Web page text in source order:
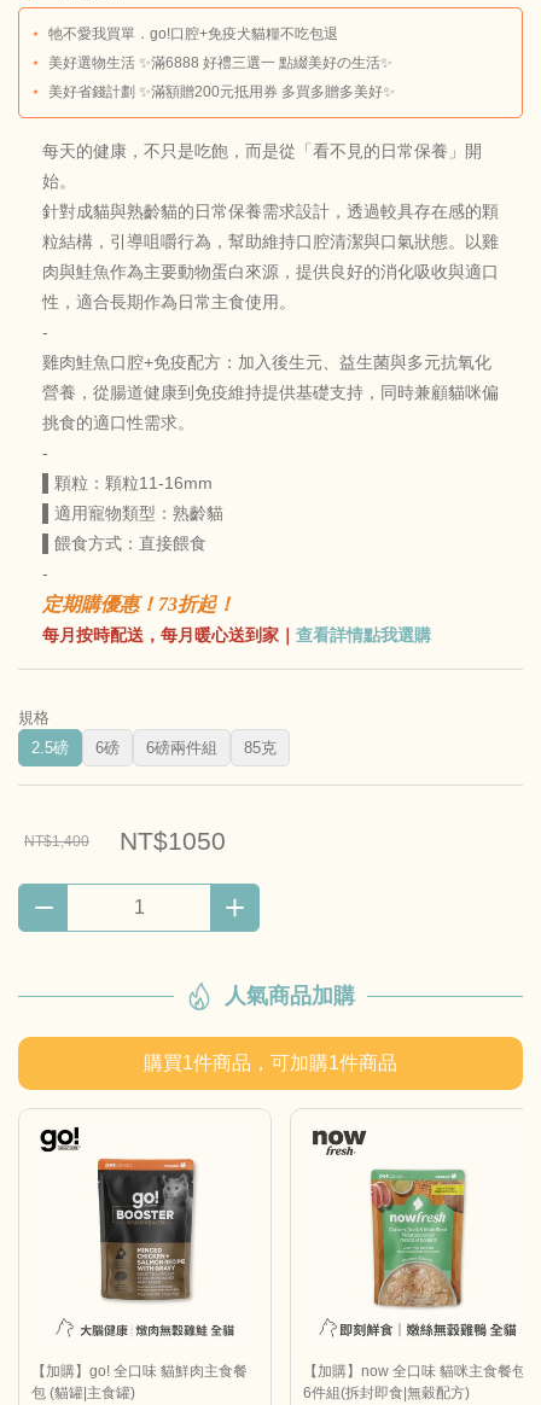
牠不愛我買單．go!口腔+免疫犬貓糧不吃包退
美好選物生活 ✨滿6888 好禮三選一 點綴美好の生活✨
美好省錢計劃 ✨滿額贈200元抵用券 多買多贈多美好✨
每天的健康，不只是吃飽，而是從「看不見的日常保養」開
始。
針對成貓與熟齡貓的日常保養需求設計，透過較具存在感的顆
粒結構，引導咀嚼行為，幫助維持口腔清潔與口氣狀態。以雞
肉與鮭魚作為主要動物蛋白來源，提供良好的消化吸收與適口
性，適合長期作為日常主食使用。
-
雞肉鮭魚口腔+免疫配方：加入後生元、益生菌與多元抗氧化
營養，從腸道健康到免疫維持提供基礎支持，同時兼顧貓咪偏
挑食的適口性需求。
-
▌顆粒：顆粒11-16mm
▌適用寵物類型：熟齡貓
▌餵食方式：直接餵食
-
定期購優惠！73折起！
每月按時配送，每月暖心送到家｜ 查看詳情點我選購
規格
2.5磅
6磅 6磅兩件組 85克
NT$1,400 NT$1050
人氣商品加購
購買1件商品，可加購1件商品
【加購】go! 全口味 貓鮮肉主食餐
包 (貓罐|主食罐)
【加購】now 全口味 貓咪主食餐包
6件組(拆封即食|無穀配方)